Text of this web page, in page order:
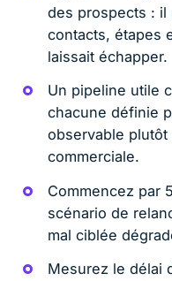
des prospects : il
contacts, étapes
laissait échapper.
Un pipeline utile
chacune définie
observable
commerciale.
Commencez par
scénario de
mal ciblée
Mesurez le délai